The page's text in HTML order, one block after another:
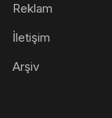
Reklam
İletişim
Arşiv